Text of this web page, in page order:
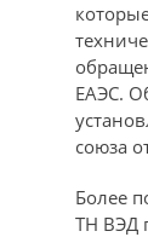
ЕАЭС.
союза
Более
ТН ВЭД